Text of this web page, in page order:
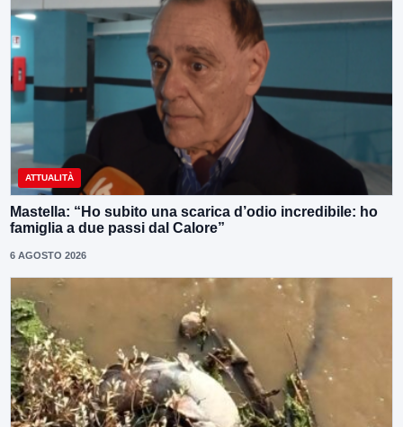
ATTUALITÀ
Mastella: “Ho subito una scarica d’odio incredibile: ho
famiglia a due passi dal Calore”
6 AGOSTO 2026